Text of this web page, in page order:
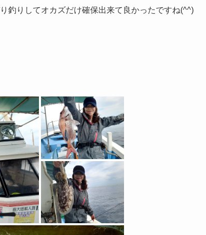
釣りしてオカズだけ確保出来て良かったですね(^^)